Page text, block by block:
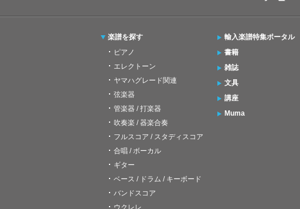
楽譜を探す
ピアノ
エレクトーン
ヤマハグレード関連
弦楽器
管楽器 / 打楽器
吹奏楽 / 器楽合奏
フルスコア / スタディスコア
合唱 / ボーカル
ギター
ベース / ドラム / キーボード
バンドスコア
ウクレレ
輸入楽譜特集ポータル
書籍
雑誌
文具
講座
Muma